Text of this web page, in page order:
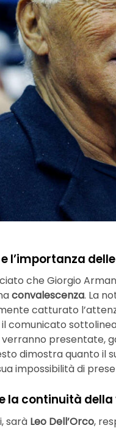
l’importanza
che Giorgio
convalescenza. La
catturato
il comunicato
presentate,
dimostra quanto il
impossibilità di
e la continuità
sarà Leo Dell’Orco,